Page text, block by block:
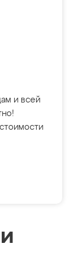
и всей